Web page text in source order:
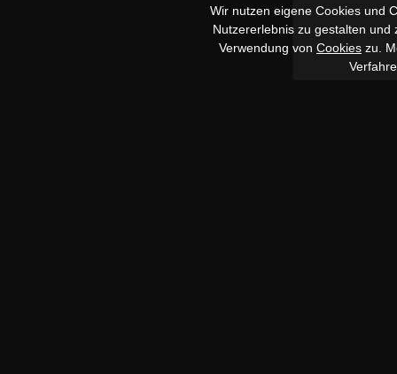
Wir nutzen eigene Cookies und
Nutzererlebnis zu gestalten
Verwendung von Cookies zu.